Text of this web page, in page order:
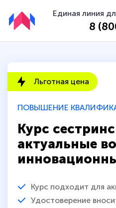
Единая линия
8
ПОВЫШЕНИЕ
Курс
актуальные
Курс подходит для
Удостоверение
Льготная цена